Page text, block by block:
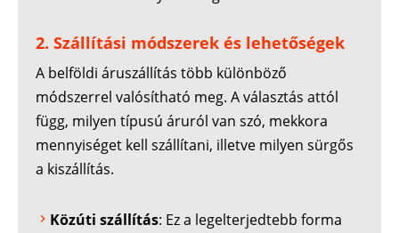
2. Szállítási módszerek és lehetőségek
A belföldi áruszállítás több különböző
módszerrel valósítható meg. A választás attól
függ, milyen típusú áruról van szó, mekkora
mennyiséget kell szállítani, illetve milyen sürgős
a kiszállítás.
Közúti szállítás: Ez a legelterjedtebb forma